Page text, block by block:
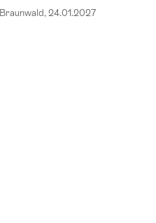
Braunwald, 24.01.2027